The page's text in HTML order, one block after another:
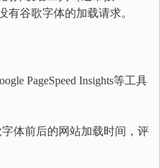
有谷歌字体的加载请求。
PageSpeed Insights等工具
体前后的网站加载时间，评